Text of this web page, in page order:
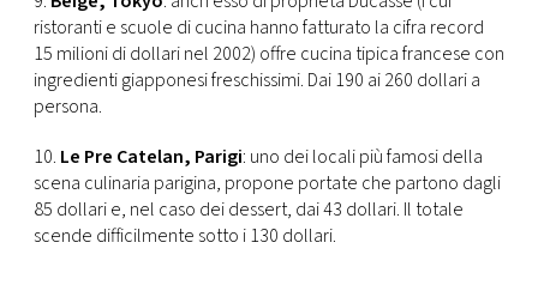
ristoranti e scuole di cucina hanno fatturato la cifra record
15 milioni di dollari nel 2002) offre cucina tipica francese con
ingredienti giapponesi freschissimi. Dai 190 ai 260 dollari a
persona.
10. Le Pre Catelan, Parigi: uno dei locali più famosi della
scena culinaria parigina, propone portate che partono dagli
85 dollari e, nel caso dei dessert, dai 43 dollari. Il totale
scende difficilmente sotto i 130 dollari.